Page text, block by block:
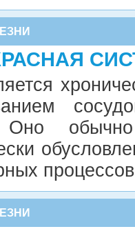
Оно обычно